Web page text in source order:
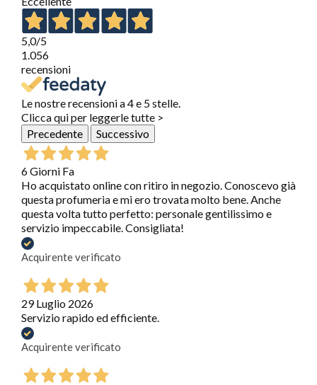
5,0/5
1.056
recensioni
Le nostre recensioni a 4 e 5 stelle.
Clicca qui per leggerle tutte >
Precedente
Successivo
6 Giorni Fa
Ho acquistato online con ritiro in negozio. Conoscevo già
questa profumeria e mi ero trovata molto bene. Anche
questa volta tutto perfetto: personale gentilissimo e
servizio impeccabile. Consigliata!
Acquirente verificato
29 Luglio 2026
Servizio rapido ed efficiente.
Acquirente verificato